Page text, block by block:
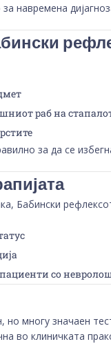
навремена
раб на
за да се
Бабински
со
но многу значаен
во клиничката